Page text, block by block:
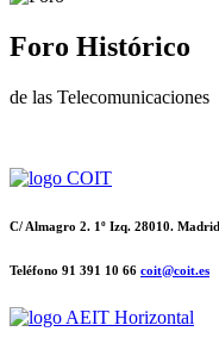
Foro Histórico
de las Telecomunicaciones
C/ Almagro 2. 1º Izq. 28010. Madrid
Teléfono 91 391 10 66 coit@coit.es